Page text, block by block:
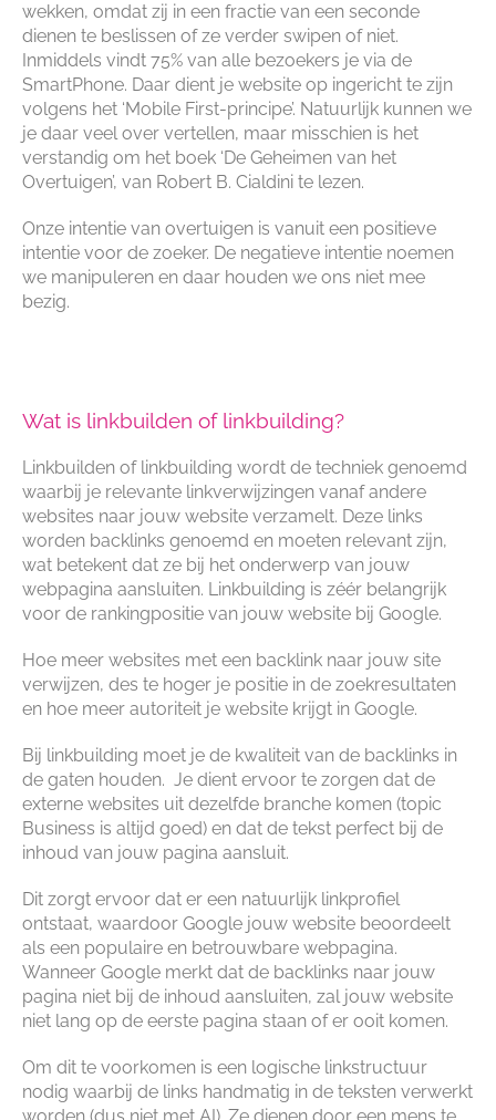
wekken, omdat zij in een fractie van een seconde
dienen te beslissen of ze verder swipen of niet.
Inmiddels vindt 75% van alle bezoekers je via de
SmartPhone. Daar dient je website op ingericht te zijn
volgens het ‘Mobile First-principe’. Natuurlijk kunnen we
je daar veel over vertellen, maar misschien is het
verstandig om het boek ‘De Geheimen van het
Overtuigen’, van Robert B. Cialdini te lezen.
Onze intentie van overtuigen is vanuit een positieve
intentie voor de zoeker. De negatieve intentie noemen
we manipuleren en daar houden we ons niet mee
bezig.
Wat is linkbuilden of linkbuilding?
Linkbuilden of linkbuilding wordt de techniek genoemd
waarbij je relevante linkverwijzingen vanaf andere
websites naar jouw website verzamelt. Deze links
worden backlinks genoemd en moeten relevant zijn,
wat betekent dat ze bij het onderwerp van jouw
webpagina aansluiten. Linkbuilding is zéér belangrijk
voor de rankingpositie van jouw website bij Google.
Hoe meer websites met een backlink naar jouw site
verwijzen, des te hoger je positie in de zoekresultaten
en hoe meer autoriteit je website krijgt in Google.
Bij linkbuilding moet je de kwaliteit van de backlinks in
de gaten houden. Je dient ervoor te zorgen dat de
externe websites uit dezelfde branche komen (topic
Business is altijd goed) en dat de tekst perfect bij de
inhoud van jouw pagina aansluit.
Dit zorgt ervoor dat er een natuurlijk linkprofiel
ontstaat, waardoor Google jouw website beoordeelt
als een populaire en betrouwbare webpagina.
Wanneer Google merkt dat de backlinks naar jouw
pagina niet bij de inhoud aansluiten, zal jouw website
niet lang op de eerste pagina staan of er ooit komen.
Om dit te voorkomen is een logische linkstructuur
nodig waarbij de links handmatig in de teksten verwerkt